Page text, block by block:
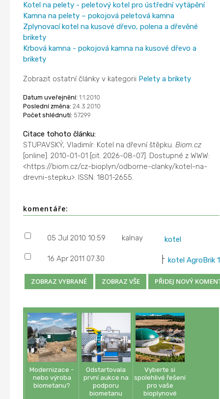
Kotel na pelety - peletový kotel pro ústřední vytápění
Kamna na pelety – pokojová peletová kamna
Zplynovací kotel na kusové dřevo, polena a dřevěné
brikety
Krbová kamna - pokojová kamna na kusové dřevo a
brikety
Zobrazit ostatní články v kategorii Pelety a brikety
Datum uveřejnění: 1.1.2010
Poslední změna: 24.3.2010
Počet shlédnutí: 57299
Citace tohoto článku:
STUPAVSKÝ, Vladimír: Kotel na dřevní štěpku.Biom.cz
[online]. 2010-01-01 [cit. 2026-08-07]. Dostupné z WWW:
<https://biom.cz/cz-bioplyn/odborne-clanky/kotel-na-
drevni-stepku>. ISSN: 1801-2655.
komentáře:
05 Jul 2010 10:59 kalnay kotel
16 Apr 2011 07:30 kotel AgroBrik
Modernizace -
nebo výroba
biometanu?
Odstartovala
první aukce na
podporu
biometanu
Vyberte si
spolehlivé řešení
pro vaše
bioplynové